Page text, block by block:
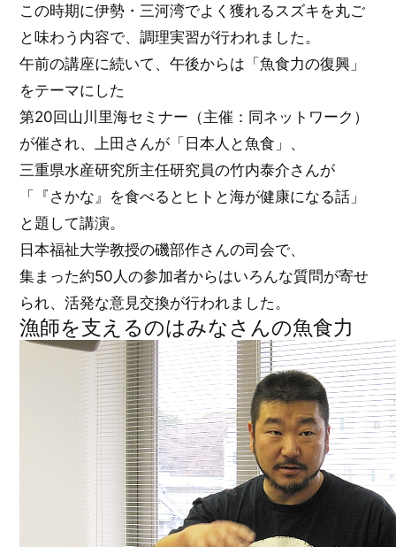
この時期に伊勢・三河湾でよく獲れるスズキを丸ご
と味わう内容で、調理実習が行われました。
午前の講座に続いて、午後からは「魚食力の復興」
をテーマにした
第20回山川里海セミナー（主催：同ネットワーク）
が催され、上田さんが「日本人と魚食」、
三重県水産研究所主任研究員の竹内泰介さんが
「『さかな』を食べるとヒトと海が健康になる話」
と題して講演。
日本福祉大学教授の磯部作さんの司会で、
集まった約50人の参加者からはいろんな質問が寄せ
られ、活発な意見交換が行われました。
漁師を支えるのはみなさんの魚食力